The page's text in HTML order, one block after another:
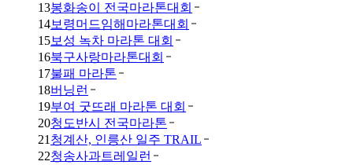
13봉화송이 전국마라톤대회
14보령머드임해마라톤대회
15보성 녹차 마라톤 대회
16북구사랑마라톤대회
17불패 마라톤
18버닝런
19부여 굿뜨래 마라톤 대회
20청도반시 전국마라톤
21 청계산, 인릉산 일주 TRAIL
22청송사과트레일런